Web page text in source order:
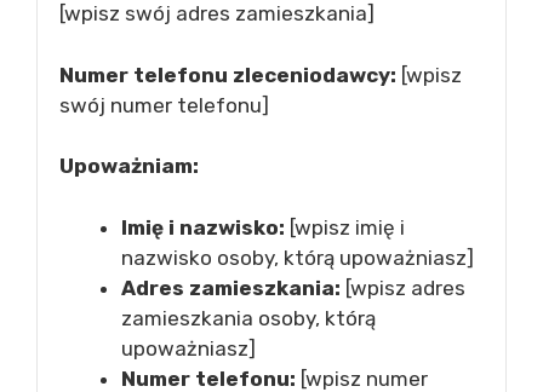
[wpisz swój adres zamieszkania]
Numer telefonu zleceniodawcy: [wpisz
swój numer telefonu]
Upoważniam:
Imię i nazwisko: [wpisz imię i
nazwisko osoby, którą upoważniasz]
Adres zamieszkania: [wpisz adres
zamieszkania osoby, którą
upoważniasz]
Numer telefonu: [wpisz numer